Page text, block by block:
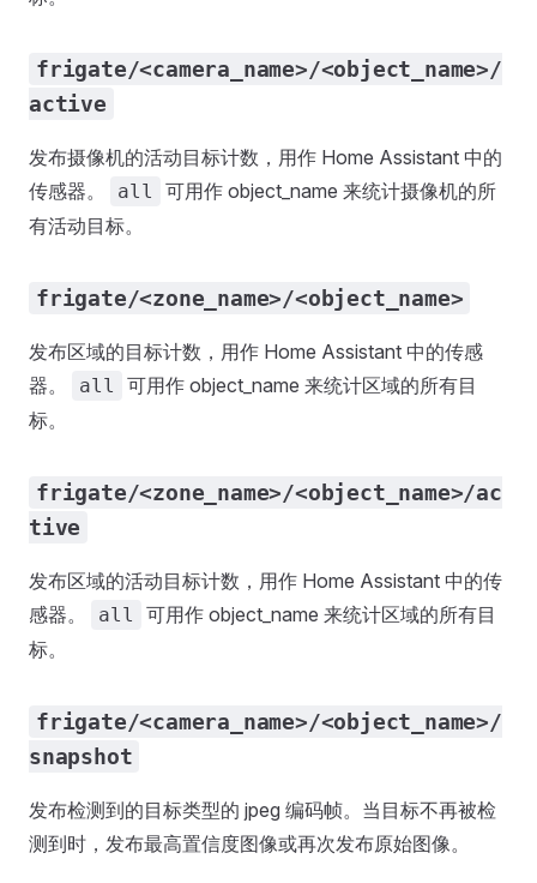
frigate/<camera_name>/<object_name>/
active
发布摄像机的活动目标计数，用作 Home Assistant 中的
传感器。
all
可用作 object_name 来统计摄像机的所
有活动目标。
frigate/<zone_name>/<object_name>
发布区域的目标计数，用作 Home Assistant 中的传感
器。
all
可用作 object_name 来统计区域的所有目
标。
frigate/<zone_name>/<object_name>/ac
tive
发布区域的活动目标计数，用作 Home Assistant 中的传
感器。
all
可用作 object_name 来统计区域的所有目
标。
frigate/<camera_name>/<object_name>/
snapshot
发布检测到的目标类型的 jpeg 编码帧。当目标不再被检
测到时，发布最高置信度图像或再次发布原始图像。